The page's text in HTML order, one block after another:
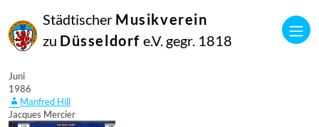
Städtischer Musikverein
zu Düsseldorf e.V. gegr. 1818
Juni
1986
Manfred Hill
Jacques Mercier